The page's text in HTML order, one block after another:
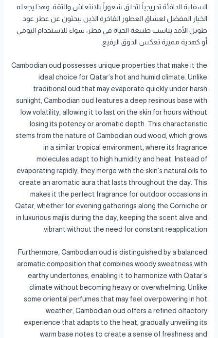
السفلية الدافئة تدريجياً لتخلق شعوراً بالانتعاش والثقة. وهذا يجعله
الخيار المفضل لعشاق العطور الفاخرة الذين يبحثون عن عطر عود
طويل الأمد يناسب طبيعة الحياة في قطر، سواء للاستخدام اليومي
أو كهدية مميزة تعكس الذوق الرفيع.
Cambodian oud possesses unique properties that make it the
ideal choice for Qatar’s hot and humid climate. Unlike
traditional oud that may evaporate quickly under harsh
sunlight, Cambodian oud features a deep resinous base with
low volatility, allowing it to last on the skin for hours without
losing its potency or aromatic depth. This characteristic
stems from the nature of Cambodian oud wood, which grows
in a similar tropical environment, where its fragrance
molecules adapt to high humidity and heat. Instead of
evaporating rapidly, they merge with the skin’s natural oils to
create an aromatic aura that lasts throughout the day. This
makes it the perfect fragrance for outdoor occasions in
Qatar, whether for evening gatherings along the Corniche or
in luxurious majlis during the day, keeping the scent alive and
vibrant without the need for constant reapplication.
Furthermore, Cambodian oud is distinguished by a balanced
aromatic composition that combines woody sweetness with
earthy undertones, enabling it to harmonize with Qatar’s
climate without becoming heavy or overwhelming. Unlike
some oriental perfumes that may feel overpowering in hot
weather, Cambodian oud offers a refined olfactory
experience that adapts to the heat, gradually unveiling its
warm base notes to create a sense of freshness and